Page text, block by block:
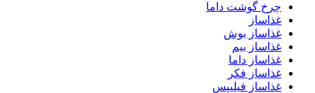
چرخ گوشت داما
غذاساز
غذاساز بوش
غذاساز بیم
غذاساز داما
غذاساز فکر
غذاساز فیلیپس